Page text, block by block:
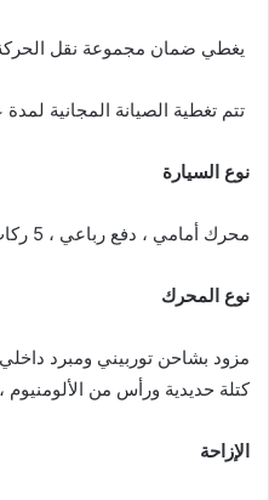
يغطي ضمان مجموعة نقل الحركة أربع
تتم تغطية الصيانة المجانية لمدة عام
نوع السيارة
محرك أمامي ، دفع رباعي ، 5 ركاب ، 4 أبواب هاتشباك
نوع المحرك
كتلة حديدية ورأس من
الإزاحة